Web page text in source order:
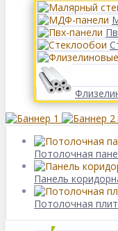
Потолочная
Панель
Потолочная